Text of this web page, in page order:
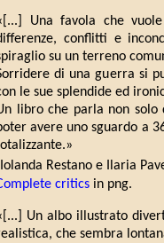
Una favola che
conflitti e
su un terreno
di una guerra si
le sue splendide ed
libro che parla non
avere uno sguardo a
Restano e Ilaria
critics in png.
Un albo illustrato
che sembra